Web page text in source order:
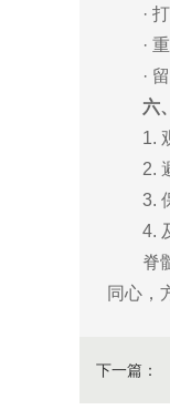
·
·
·
六
1.
2.
3.
4.
脊
同心，
下一篇：